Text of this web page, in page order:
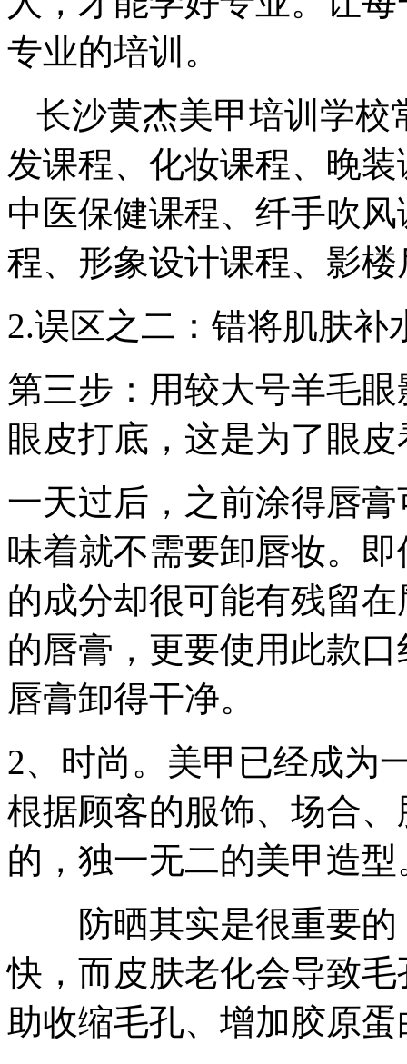
专业的培训。
长沙黄杰美甲培训学校
发课程、化妆课程、晚
中医保健课程、纤手吹
程、形象设计课程、影
2.误区之二：错将肌肤补
第三步：用较大号羊毛
眼皮打底，这是为了眼
一天过后，之前涂得唇
味着就不需要卸唇妆。
的成分却很可能有残留
的唇膏，更要使用此款
唇膏卸得干净。
2、时尚。美甲已经成为
根据顾客的服饰、场合
的，独一无二的美甲造
防晒其实是很重要的
快，而皮肤老化会导致
助收缩毛孔、增加胶原